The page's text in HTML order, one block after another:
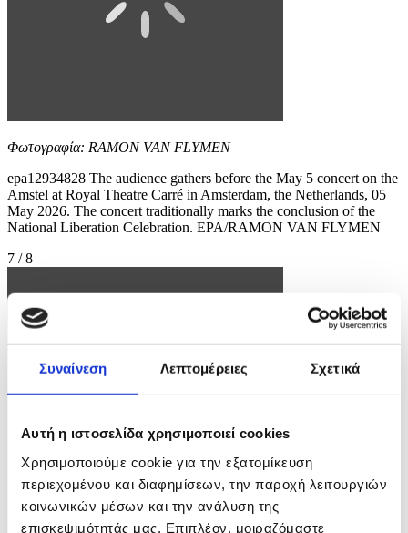
Συναίνεση Λεπτομέρειες Σχετικά
Αυτή η ιστοσελίδα χρησιμοποιεί cookies
Χρησιμοποιούμε cookie για την εξατομίκευση
περιεχομένου και διαφημίσεων, την παροχή λειτουργιών
κοινωνικών μέσων και την ανάλυση της
επισκεψιμότητάς μας. Επιπλέον, μοιραζόμαστε
Φωτογραφία: RAMON VAN FLYMEN
epa12934828 The audience gathers before the May 5 concert on the
Amstel at Royal Theatre Carré in Amsterdam, the Netherlands, 05
May 2026. The concert traditionally marks the conclusion of the
National Liberation Celebration. EPA/RAMON VAN FLYMEN
7 / 8